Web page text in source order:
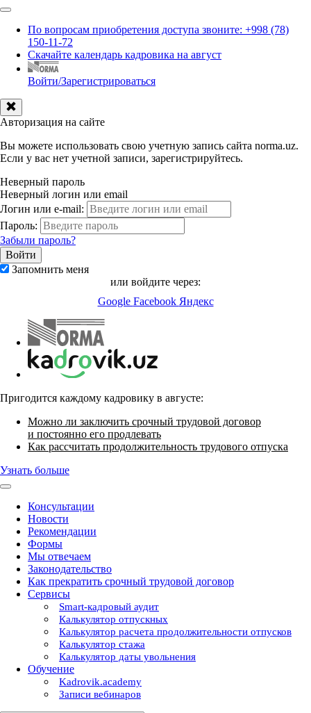
По вопросам приобретения доступа звоните: +998 (78)
150-11-72
Скачайте календарь кадровика на август
Войти/Зарегистрироваться
Авторизация на сайте
Вы можете использовать свою учетную запись сайта norma.uz.
Если у вас нет учетной записи, зарегистрируйтесь.
Неверный пароль
Неверный логин или email
Логин или e-mail:
Пароль:
Забыли пароль?
Запомнить меня
или войдите через:
Google Facebook Яндекс
Пригодится каждому кадровику в августе:
Можно ли заключить срочный трудовой договор
и постоянно его продлевать
Как рассчитать продолжительность трудового отпуска
Узнать больше
Консультации
Новости
Рекомендации
Формы
Мы отвечаем
Законодательство
Как прекратить срочный трудовой договор
Сервисы
Smart-кадровый аудит
Калькулятор отпускных
Калькулятор расчета продолжительности отпусков
Калькулятор стажа
Калькулятор даты увольнения
Обучение
Kadrovik.academy
Записи вебинаров